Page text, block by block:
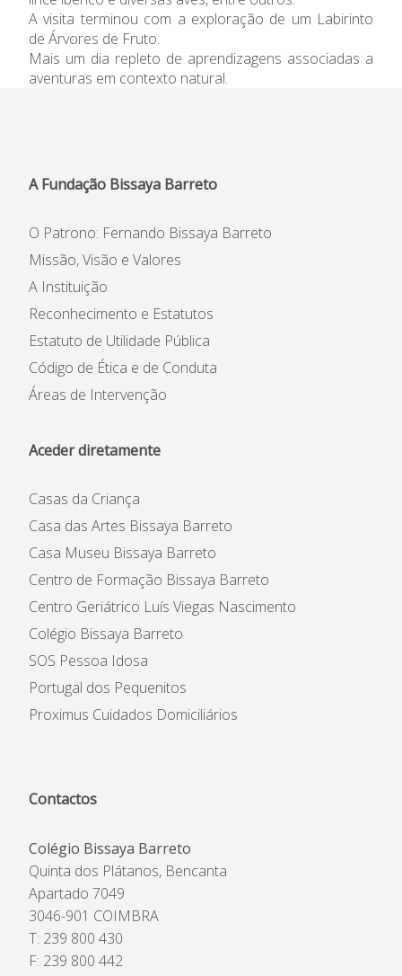
A visita terminou com a exploração de um Labirinto
de Árvores de Fruto.
Mais um dia repleto de aprendizagens associadas a
aventuras em contexto natural.
A Fundação Bissaya Barreto
O Patrono: Fernando Bissaya Barreto
Missão, Visão e Valores
A Instituição
Reconhecimento e Estatutos
Estatuto de Utilidade Pública
Código de Ética e de Conduta
Áreas de Intervenção
Aceder diretamente
Casas da Criança
Casa das Artes Bissaya Barreto
Casa Museu Bissaya Barreto
Centro de Formação Bissaya Barreto
Centro Geriátrico Luís Viegas Nascimento
Colégio Bissaya Barreto
SOS Pessoa Idosa
Portugal dos Pequenitos
Proximus Cuidados Domiciliários
Contactos
Colégio Bissaya Barreto
Quinta dos Plátanos, Bencanta
Apartado 7049
3046-901 COIMBRA
T: 239 800 430
F: 239 800 442